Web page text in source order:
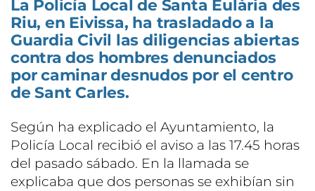
La Policía Local de Santa Eulària des
Riu, en Eivissa, ha trasladado a la
Guardia Civil las diligencias abiertas
contra dos hombres denunciados
por caminar desnudos por el centro
de Sant Carles.
Según ha explicado el Ayuntamiento, la
Policía Local recibió el aviso a las 17.45 horas
del pasado sábado. En la llamada se
explicaba que dos personas se exhibían sin